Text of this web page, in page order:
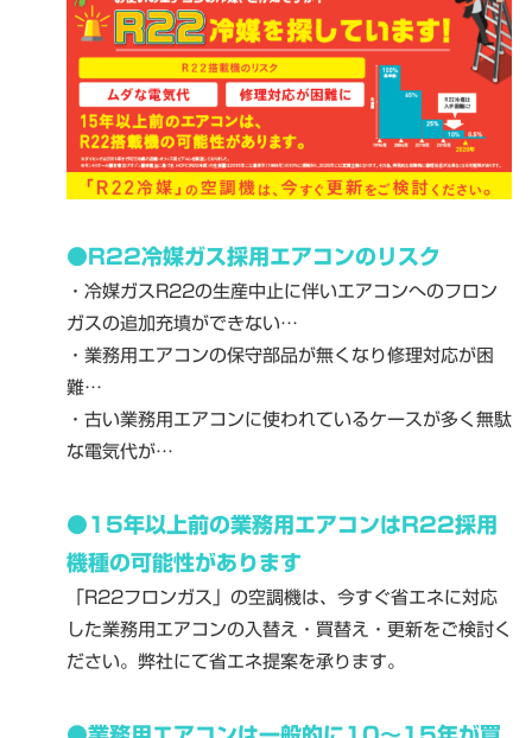
●R22冷媒ガス採用エアコンのリスク
・冷媒ガスR22の生産中止に伴いエアコンへのフロン
ガスの追加充填ができない…
・業務用エアコンの保守部品が無くなり修理対応が困
難…
・古い業務用エアコンに使われているケースが多く無駄
な電気代が…
●15年以上前の業務用エアコンはR22採用
機種の可能性があります
「R22フロンガス」の空調機は、今すぐ省エネに対応
した業務用エアコンの入替え・買替え・更新をご検討く
ださい。弊社にて省エネ提案を承ります。